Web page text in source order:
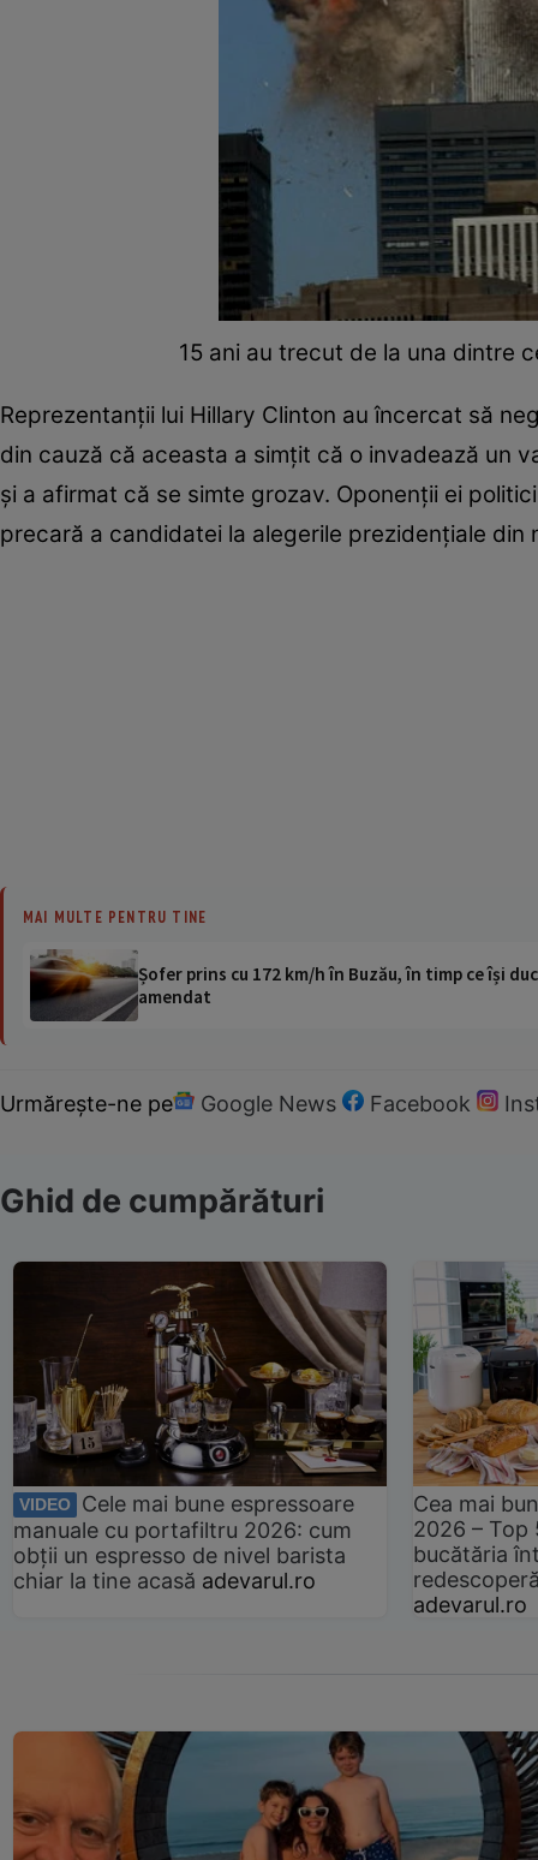
15 ani au trecut de la una dintre
Reprezentanții lui Hillary Clinton au încercat să
din cauză că aceasta a simțit că o invadează un
și a afirmat că se simte grozav. Oponenții ei
precară a candidatei la alegerile prezidențiale din
MAI MULTE PENTRU TINE
Șofer prins cu 172 km/h în Buzău, în timp ce își
amendat
Urmărește-ne pe Google News Facebook
Ghid de cumpărături
VIDEO
Cele mai bune espressoare
manuale cu portafiltru 2026: cum
obții un espresso de nivel barista
chiar la tine acasă adevarul.ro
Cea mai
2026 –
bucătăria
adevarul.ro